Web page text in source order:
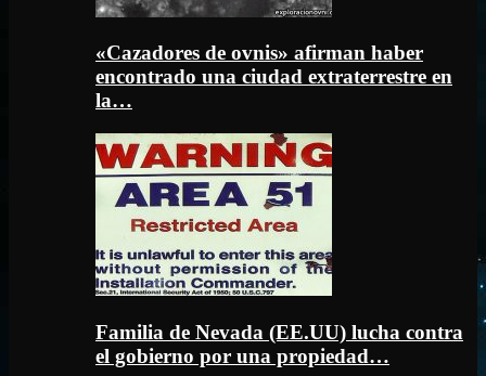
«Cazadores de ovnis» afirman haber
encontrado una ciudad extraterrestre en
la…
Familia de Nevada (EE.UU) lucha contra
el gobierno por una propiedad…